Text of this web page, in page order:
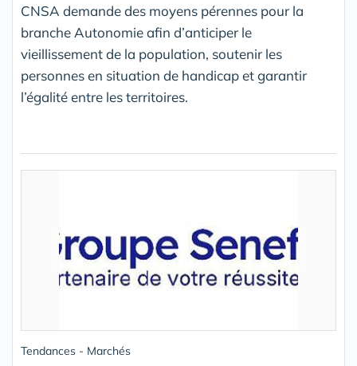
CNSA demande des moyens pérennes pour la
branche Autonomie afin d’anticiper le
vieillissement de la population, soutenir les
personnes en situation de handicap et garantir
l’égalité entre les territoires.
Tendances - Marchés